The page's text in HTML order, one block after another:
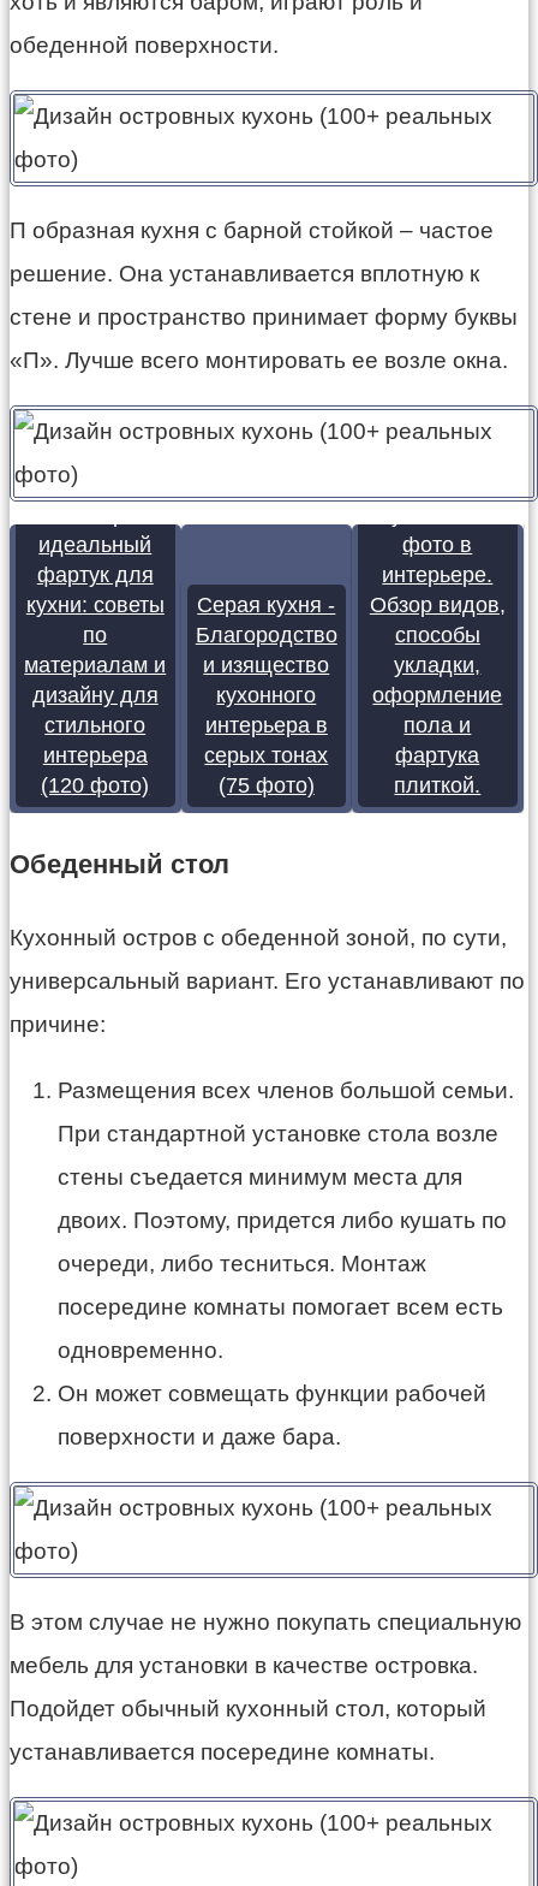
обеденной поверхности.
П образная кухня с барной стойкой – частое
решение. Она устанавливается вплотную к
стене и пространство принимает форму буквы
«П». Лучше всего монтировать ее возле окна.
идеальный
фартук для
кухни: советы
по
материалам и
дизайну для
стильного
интерьера
(120 фото)
Серая кухня -
Благородство
и изящество
кухонного
интерьера в
серых тонах
(75 фото)
фото в
интерьере.
Обзор видов,
способы
укладки,
оформление
пола и
фартука
плиткой.
Обеденный стол
Кухонный остров с обеденной зоной, по сути,
универсальный вариант. Его устанавливают по
причине:
Размещения всех членов большой семьи.
При стандартной установке стола возле
стены съедается минимум места для
двоих. Поэтому, придется либо кушать по
очереди, либо тесниться. Монтаж
посередине комнаты помогает всем есть
одновременно.
Он может совмещать функции рабочей
поверхности и даже бара.
В этом случае не нужно покупать специальную
мебель для установки в качестве островка.
Подойдет обычный кухонный стол, который
устанавливается посередине комнаты.